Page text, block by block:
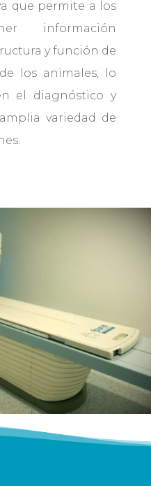
que permite a los
información
y función de
los animales, lo
el diagnóstico y
variedad de